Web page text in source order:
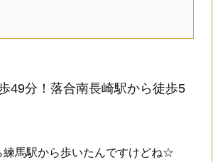
49分！落合南長崎駅から徒歩5
練馬駅から歩いたんですけどね☆